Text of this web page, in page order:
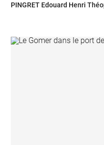
PINGRET Edouard Henri